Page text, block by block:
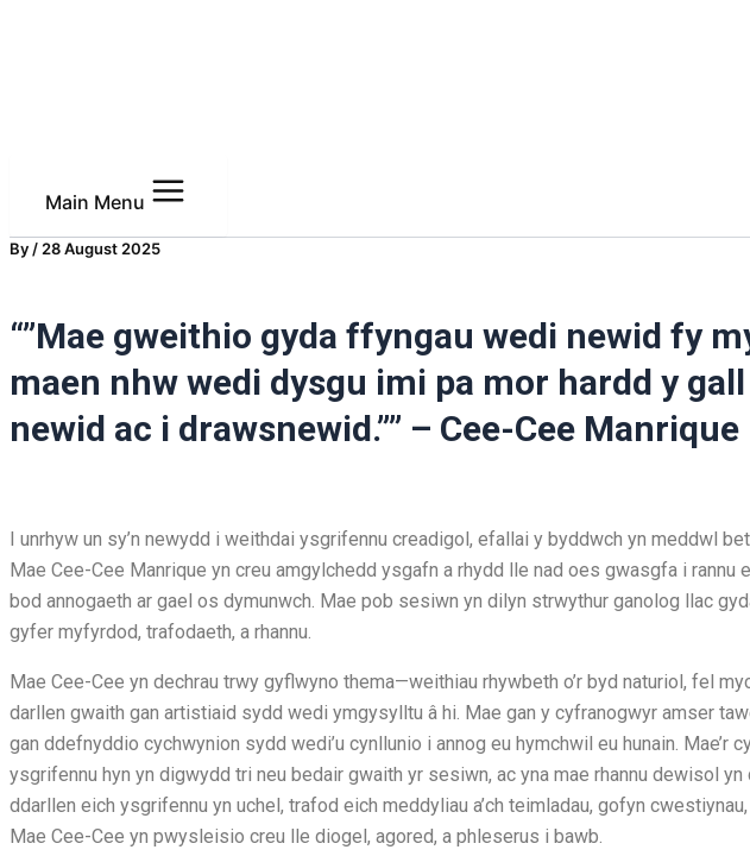
Main Menu
By / 28 August 2025
“”Mae gweithio gyda ffyngau wedi newid fy
maen nhw wedi dysgu imi pa mor hardd y
newid ac i drawsnewid.”” – Cee-Cee Manrique
I unrhyw un sy’n newydd i weithdai ysgrifennu creadigol, efallai y byddwch yn meddwl
Mae Cee-Cee Manrique yn creu amgylchedd ysgafn a rhydd lle nad oes gwasgfa i rannu
bod annogaeth ar gael os dymunwch. Mae pob sesiwn yn dilyn strwythur ganolog llac
gyfer myfyrdod, trafodaeth, a rhannu.
Mae Cee-Cee yn dechrau trwy gyflwyno thema—weithiau rhywbeth o’r byd naturiol, fel
darllen gwaith gan artistiaid sydd wedi ymgysylltu â hi. Mae gan y cyfranogwyr amser
gan ddefnyddio cychwynion sydd wedi’u cynllunio i annog eu hymchwil eu hunain. Mae’r
ysgrifennu hyn yn digwydd tri neu bedair gwaith yr sesiwn, ac yna mae rhannu dewisol yn
ddarllen eich ysgrifennu yn uchel, trafod eich meddyliau a’ch teimladau, gofyn
Mae Cee-Cee yn pwysleisio creu lle diogel, agored, a phleserus i bawb.